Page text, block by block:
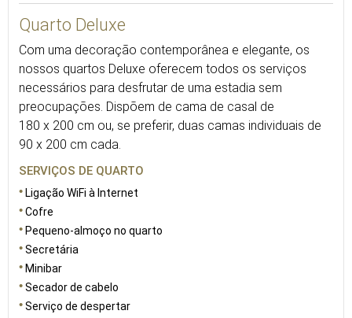
Quarto Deluxe
Com uma decoração contemporânea e elegante, os
nossos quartos Deluxe oferecem todos os serviços
necessários para desfrutar de uma estadia sem
preocupações. Dispõem de cama de casal de
180 x 200 cm ou, se preferir, duas camas individuais de
90 x 200 cm cada.
SERVIÇOS DE QUARTO
Ligação WiFi à Internet
Cofre
Pequeno-almoço no quarto
Secretária
Minibar
Secador de cabelo
Serviço de despertar